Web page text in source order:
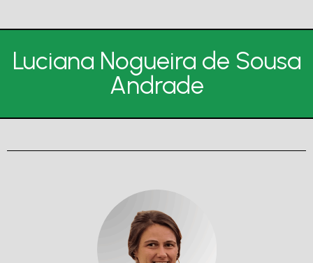
Luciana Nogueira de Sousa
Andrade